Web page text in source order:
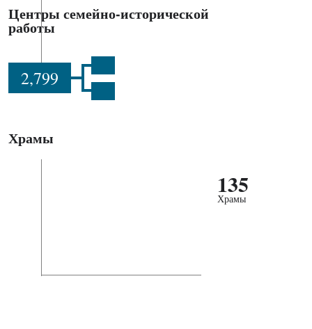
Центры семейно-исторической
работы
2,799
Храмы
135
Храмы